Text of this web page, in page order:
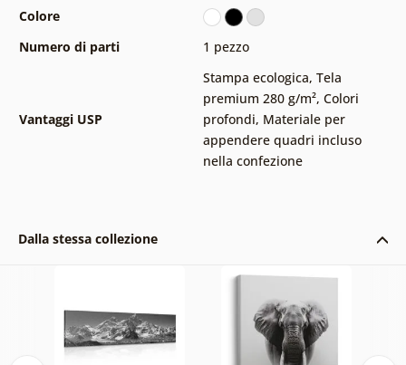
Colore
Numero di parti
1 pezzo
Vantaggi USP
Stampa ecologica, Tela
premium 280 g/m², Colori
profondi, Materiale per
appendere quadri incluso
nella confezione
Dalla stessa collezione